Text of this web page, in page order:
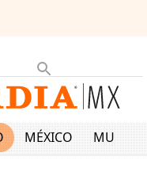
MÉXICO MUNDO